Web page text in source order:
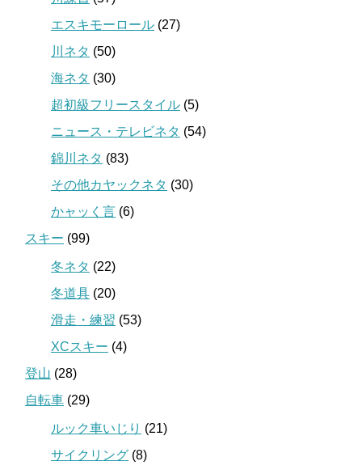
エスキモーロール (27)
川ネタ (50)
海ネタ (30)
超初級フリースタイル (5)
ニュース・テレビネタ (54)
錦川ネタ (83)
その他カヤックネタ (30)
かャッく言 (6)
スキー (99)
冬ネタ (22)
冬道具 (20)
滑走・練習 (53)
XCスキー (4)
登山 (28)
自転車 (29)
ルック車いじり (21)
サイクリング (8)